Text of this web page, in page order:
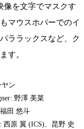
像を文字でマスクす
マウスホバーでのイ
ララックスなど、ク
す。
ン
野澤 美菜
福田 悠斗
西原 翼 (ICS)、昆野 史